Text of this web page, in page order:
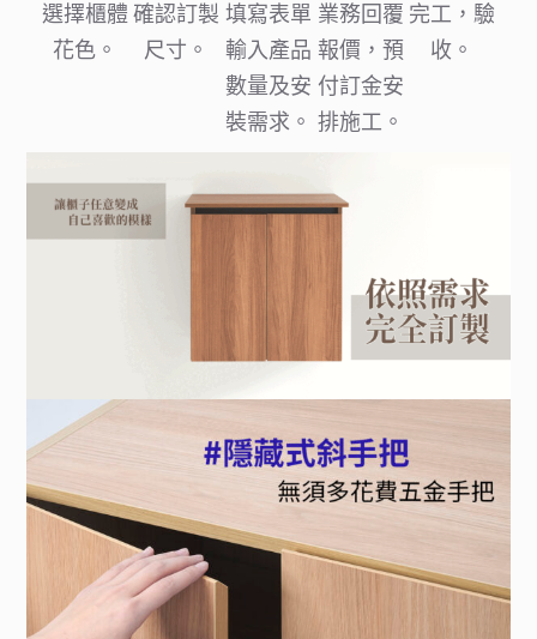
選擇櫃體
花色。
確認訂製
尺寸。
填寫表單
輸入產品
數量及安
裝需求。
業務回覆
報價，預
付訂金安
排施工。
完工，驗
收。